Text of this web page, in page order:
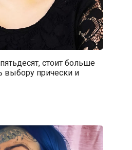
стоит больше
выбору прически и